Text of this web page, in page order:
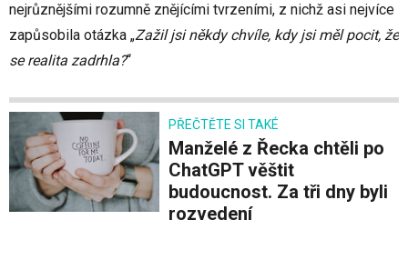
nejrůznějšími rozumně znějícími tvrzeními, z nichž asi nejvíce
zapůsobila otázka „Zažil jsi někdy chvíle, kdy jsi měl pocit, že
se realita zadrhla?“
PŘEČTĚTE SI TAKÉ
Manželé z Řecka chtěli po
ChatGPT věštit
budoucnost. Za tři dny byli
rozvedení